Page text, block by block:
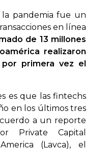
pandemia fue un
en línea
de 13 millones
realizaron
primera vez el
es que las fintechs
en los últimos tres
a un reporte
Private Capital
(Lavca), el